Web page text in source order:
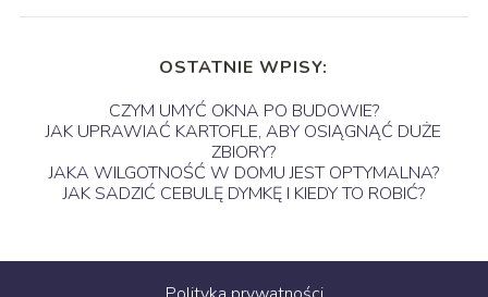
OSTATNIE WPISY:
CZYM UMYĆ OKNA PO BUDOWIE?
JAK UPRAWIAĆ KARTOFLE, ABY OSIĄGNĄĆ DUŻE
ZBIORY?
JAKA WILGOTNOŚĆ W DOMU JEST OPTYMALNA?
JAK SADZIĆ CEBULĘ DYMKĘ I KIEDY TO ROBIĆ?